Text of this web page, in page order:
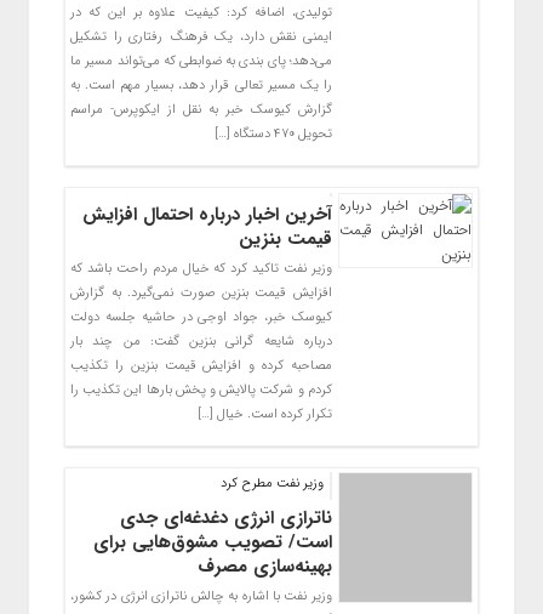
تولیدی، اضافه کرد: کیفیت علاوه بر این که در
ایمنی نقش دارد، یک فرهنگ رفتاری را تشکیل
می‌دهد؛ پای بندی به ضوابطی که می‌تواند مسیر ما
را یک مسیر تعالی قرار دهد، بسیار مهم است. به
گزارش کیوسک خبر به نقل از ایکوپرس- مراسم
تحویل ۴۷۰ دستگاه […]
آخرین اخبار درباره احتمال افزایش
قیمت بنزین
وزیر نفت تاکید کرد که خیال مردم راحت باشد که
افزایش قیمت بنزین صورت نمی‌گیرد. به گزارش
کیوسک خبر، جواد اوجی در حاشیه جلسه دولت
درباره شایعه گرانی بنزین گفت: من چند بار
مصاحبه کرده و افزایش قیمت بنزین را تکذیب
کردم و شرکت پالایش و پخش بارها این تکذیب را
تکرار کرده است. خیال […]
وزیر نفت مطرح کرد
ناترازی انرژی دغدغه‌ای جدی
است/ تصویب مشوق‌هایی برای
بهینه‌سازی مصرف
وزیر نفت با اشاره به چالش ناترازی انرژی در کشور،